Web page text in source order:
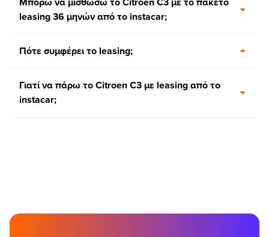
leasing 36 μηνών από το instacar;
Πότε συμφέρει το leasing;
Γιατί να πάρω το Citroen C3 με leasing από το
instacar;